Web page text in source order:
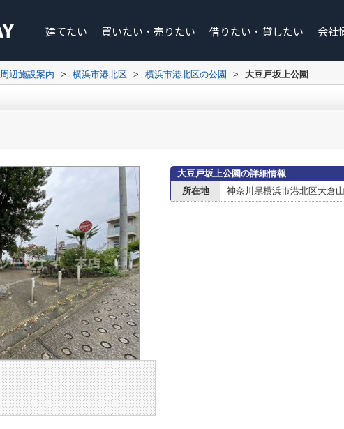
建てたい 買いたい・売りたい 借りたい・貸したい 会社
周辺施設案内 > 横浜市港北区 > 横浜市港北区の公園 > 大豆戸坂上公園
大豆戸坂上公園の詳細情報
所在地
神奈川県横浜市港北区大倉